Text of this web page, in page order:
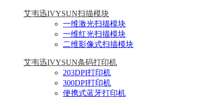
艾韦迅IVYSUN扫描模块
一维激光扫描模块
一维红光扫描模块
二维影像式扫描模块
艾韦迅IVYSUN条码打印机
203DPI打印机
300DPI打印机
便携式蓝牙打印机